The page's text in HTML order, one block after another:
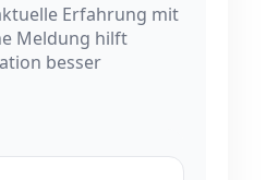
Erfahrung mit
Meldung hilft
besser